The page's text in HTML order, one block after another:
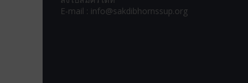
E-mail : info@sakdibhornssup.org